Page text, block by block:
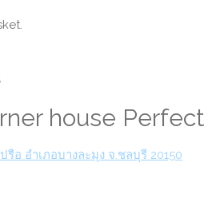
house Perfect
อ อำเภอบางละมุง จ.ชลบุรี 20150